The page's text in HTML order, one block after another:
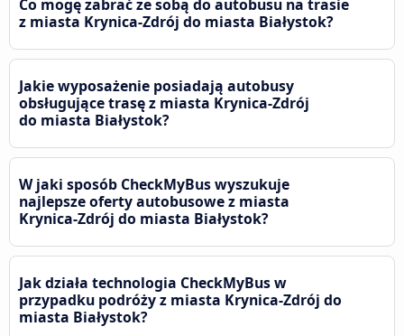
Co mogę zabrać ze sobą do autobusu na trasie
z miasta Krynica-Zdrój do miasta Białystok?
Jakie wyposażenie posiadają autobusy
obsługujące trasę z miasta Krynica-Zdrój
do miasta Białystok?
W jaki sposób CheckMyBus wyszukuje
najlepsze oferty autobusowe z miasta
Krynica-Zdrój do miasta Białystok?
Jak działa technologia CheckMyBus w
przypadku podróży z miasta Krynica-Zdrój do
miasta Białystok?